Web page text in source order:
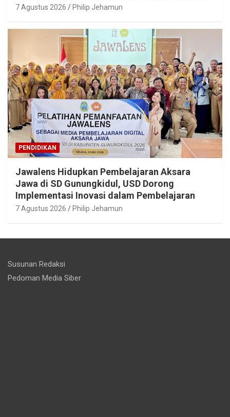
7 Agustus 2026 Philip Jehamun
PENDIDIKAN
Jawalens Hidupkan Pembelajaran Aksara
Jawa di SD Gunungkidul, USD Dorong
Implementasi Inovasi dalam Pembelajaran
7 Agustus 2026 Philip Jehamun
Susunan Redaksi
Pedoman Media Siber